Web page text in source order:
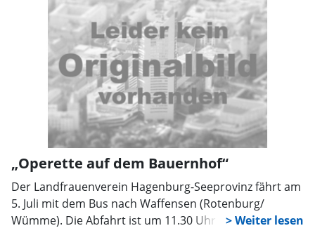
„Operette auf dem Bauernhof“
Der Landfrauenverein Hagenburg-Seeprovinz fährt am
5. Juli mit dem Bus nach Waffensen (Rotenburg/
Wümme). Die Abfahrt ist um 11.30 Uhr in